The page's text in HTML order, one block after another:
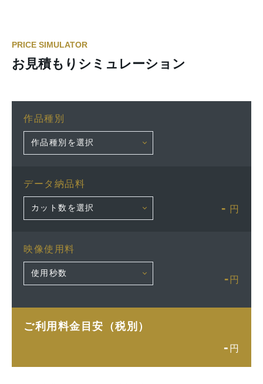
PRICE SIMULATOR
お見積もりシミュレーション
作品種別
データ納品料
- 円
映像使用料
- 円
ご利用料金目安（税別）
- 円